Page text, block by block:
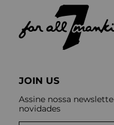
JOIN US
Assine nossa
novidades